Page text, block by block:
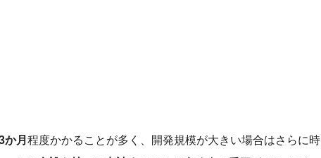
か月 程度かかることが多く、開発規模が大きい場合はさらに時